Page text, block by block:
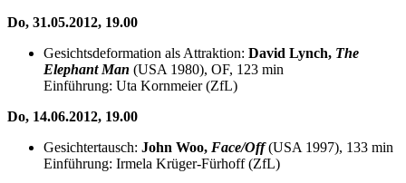
Do, 31.05.2012, 19.00
Gesichtsdeformation als Attraktion: David Lynch, The
Elephant Man (USA 1980), OF, 123 min
Einführung: Uta Kornmeier (ZfL)
Do, 14.06.2012, 19.00
Gesichtertausch: John Woo, Face/Off(USA 1997), 133 min
Einführung: Irmela Krüger-Fürhoff (ZfL)